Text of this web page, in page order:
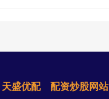
天盛优配 配资炒股网站